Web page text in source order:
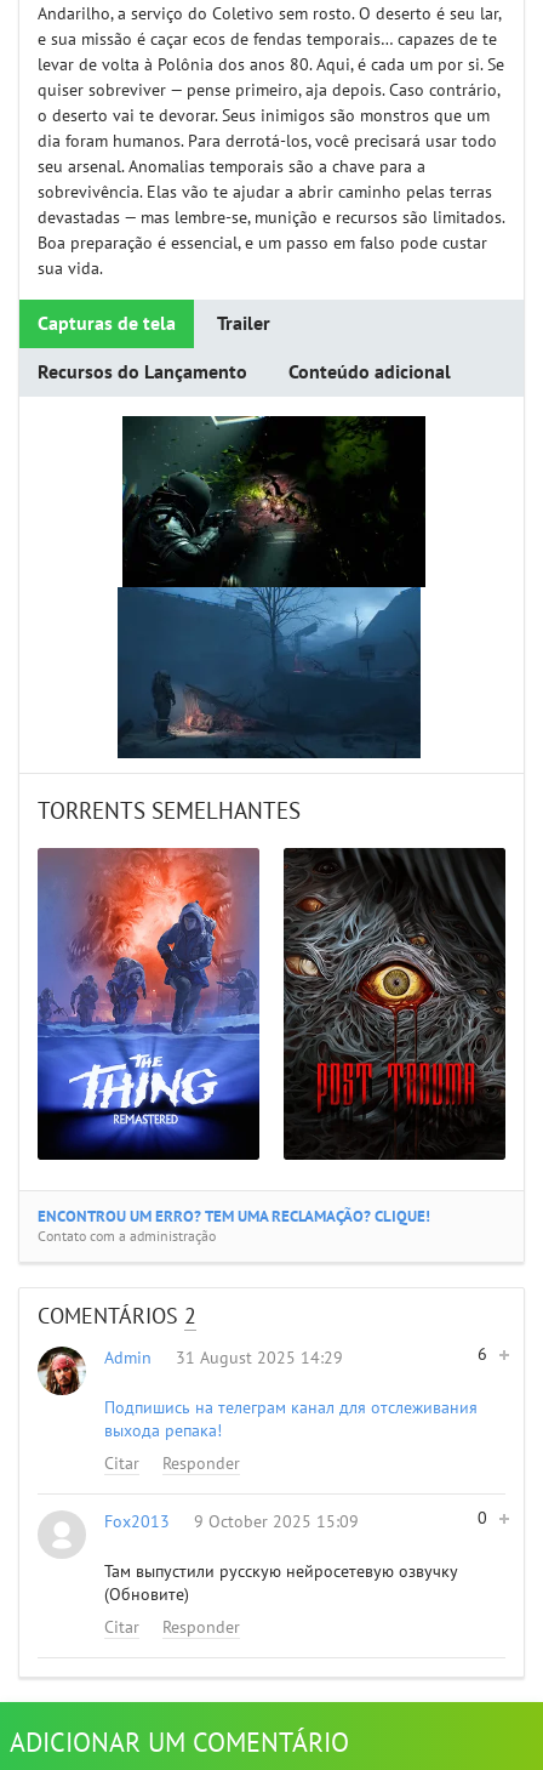
Andarilho, a serviço do Coletivo sem rosto. O deserto é seu lar,
e sua missão é caçar ecos de fendas temporais… capazes de te
levar de volta à Polônia dos anos 80. Aqui, é cada um por si. Se
quiser sobreviver — pense primeiro, aja depois. Caso contrário,
o deserto vai te devorar. Seus inimigos são monstros que um
dia foram humanos. Para derrotá-los, você precisará usar todo
seu arsenal. Anomalias temporais são a chave para a
sobrevivência. Elas vão te ajudar a abrir caminho pelas terras
devastadas — mas lembre-se, munição e recursos são limitados.
Boa preparação é essencial, e um passo em falso pode custar
sua vida.
Capturas de tela Trailer
Recursos do Lançamento Conteúdo adicional
TORRENTS SEMELHANTES
ENCONTROU UM ERRO? TEM UMA RECLAMAÇÃO? CLIQUE!
Contato com a administração
COMENTÁRIOS 2
6
Admin 31 August 2025 14:29
Подпишись на телеграм канал для отслеживания
выхода репака!
Citar
Responder
0
Fox2013 9 October 2025 15:09
Там выпустили русскую нейросетевую озвучку
(Обновите)
Citar
Responder
ADICIONAR UM COMENTÁRIO